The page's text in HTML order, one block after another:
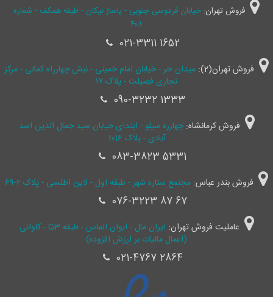
فروش تهران: خیابان فردوسی جنوبی - پاساژ نیکان - طبقه همکف - شماره
۴۰۸
021-3311 1652
فروش تهران(2):
میدان حر - خیابان امام خمینی - نبش چهارراه کمالی - مرکز
تجاری فضیلت - پلاک ۱۷
090-3232 1333
فروش کرمانشاه:چهارره سیلو - ابتدای خیابان سید جمال ‌الدین اسد
آبادی - پلاک 1016
083-3823 5331
فروش بندر عباس: مجتمع ستاره شهر - طبقه اول - لاین اطلسی - پلاک 2-69
076-3223 87 67
عاملیت فروش تهران:
ایران مال - ایوان الماس - طبقه G3 - کاوانی
(اعمال مالیات بر ارزش افزوده)
021-4767 2864